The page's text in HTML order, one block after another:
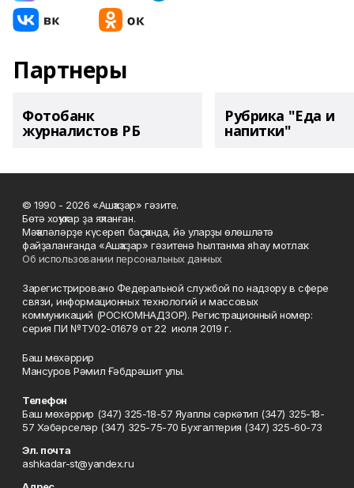
Партнеры
Фотобанк
журналистов РБ
Рубрика "Еда и
напитки"
© 1990 - 2026 «Ашҡаҙар» гәзите.
Бөтә хоҡуҡтар ҙа яҡланған.
Мәҡәләләрҙе күсереп баҫҡанда, йә уларҙы өлөшләтә
файҙаланғанда «Ашҡаҙар» гәзитенә һылтанма яһау мотлаҡ.
Об использовании персональных данных
Зарегистрировано Федеральной службой по надзору в сфере
связи, информационных технологий и массовых
коммуникаций (РОСКОМНАДЗОР). Регистрационный номер:
серия ПИ №ТУ02-01679 от 22 июля 2019 г.
Баш мөхәррир
Мансуров Рәмил Ғәбдрәшит улы.
Телефон
Баш мөхәррир (347) 325-18-57 Яуаплы сәркәтип (347) 325-18-
57 Хәбәрселәр (347) 325-75-70 Бухгалтерия (347) 325-60-73
Эл. почта
ashkadar-st@yandex.ru